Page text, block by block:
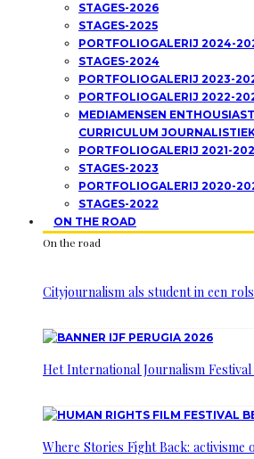
STAGES-2026
STAGES-2025
PORTFOLIOGALERIJ 2024-
STAGES-2024
PORTFOLIOGALERIJ 2023-
PORTFOLIOGALERIJ 2022-
MEDIAMENSEN
CURRICULUM
PORTFOLIOGALERIJ 2021-
STAGES-2023
PORTFOLIOGALERIJ 2020-
STAGES-2022
ON THE ROAD
On the road
Cityjournalism als student in een
Het International Journalism
Where Stories Fight Back: activisme